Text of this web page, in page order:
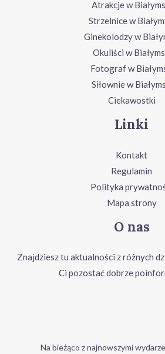
Atrakcje w
Strzelnice w
Ginekolodzy w
Okuliści w
Fotograf w
Siłownie w
Ciekawostki
Linki
Kontakt
Regulamin
Polityka
Mapa strony
O nas
Znajdziesz tu aktualności z różnych
Ci pozostać dobrze
Na bieżąco z najnowszymi